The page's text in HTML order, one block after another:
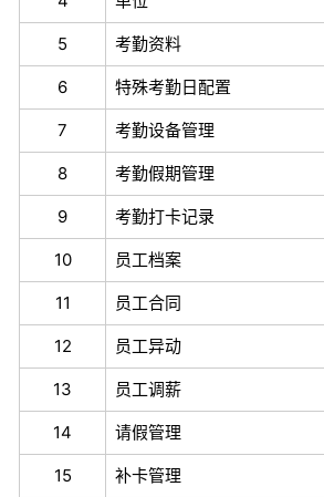
5 考勤资料
6 特殊考勤日配置
7 考勤设备管理
8 考勤假期管理
9 考勤打卡记录
10 员工档案
11 员工合同
12 员工异动
13 员工调薪
14 请假管理
15 补卡管理